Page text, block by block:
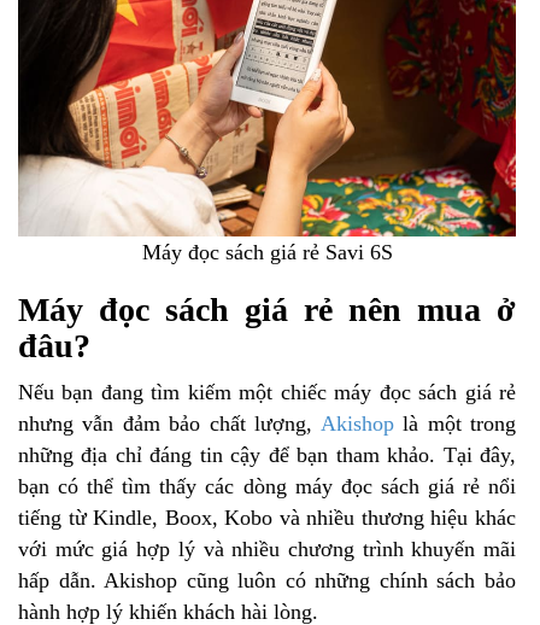
Máy đọc sách giá rẻ Savi 6S
Máy đọc sách giá rẻ nên mua ở
đâu?
Nếu bạn đang tìm kiếm một chiếc máy đọc sách giá rẻ
nhưng vẫn đảm bảo chất lượng, Akishoplà một trong
những địa chỉ đáng tin cậy để bạn tham khảo. Tại đây,
bạn có thể tìm thấy các dòng máy đọc sách giá rẻ nổi
tiếng từ Kindle, Boox, Kobo và nhiều thương hiệu khác
với mức giá hợp lý và nhiều chương trình khuyến mãi
hấp dẫn. Akishop cũng luôn có những chính sách bảo
hành hợp lý khiến khách hài lòng.